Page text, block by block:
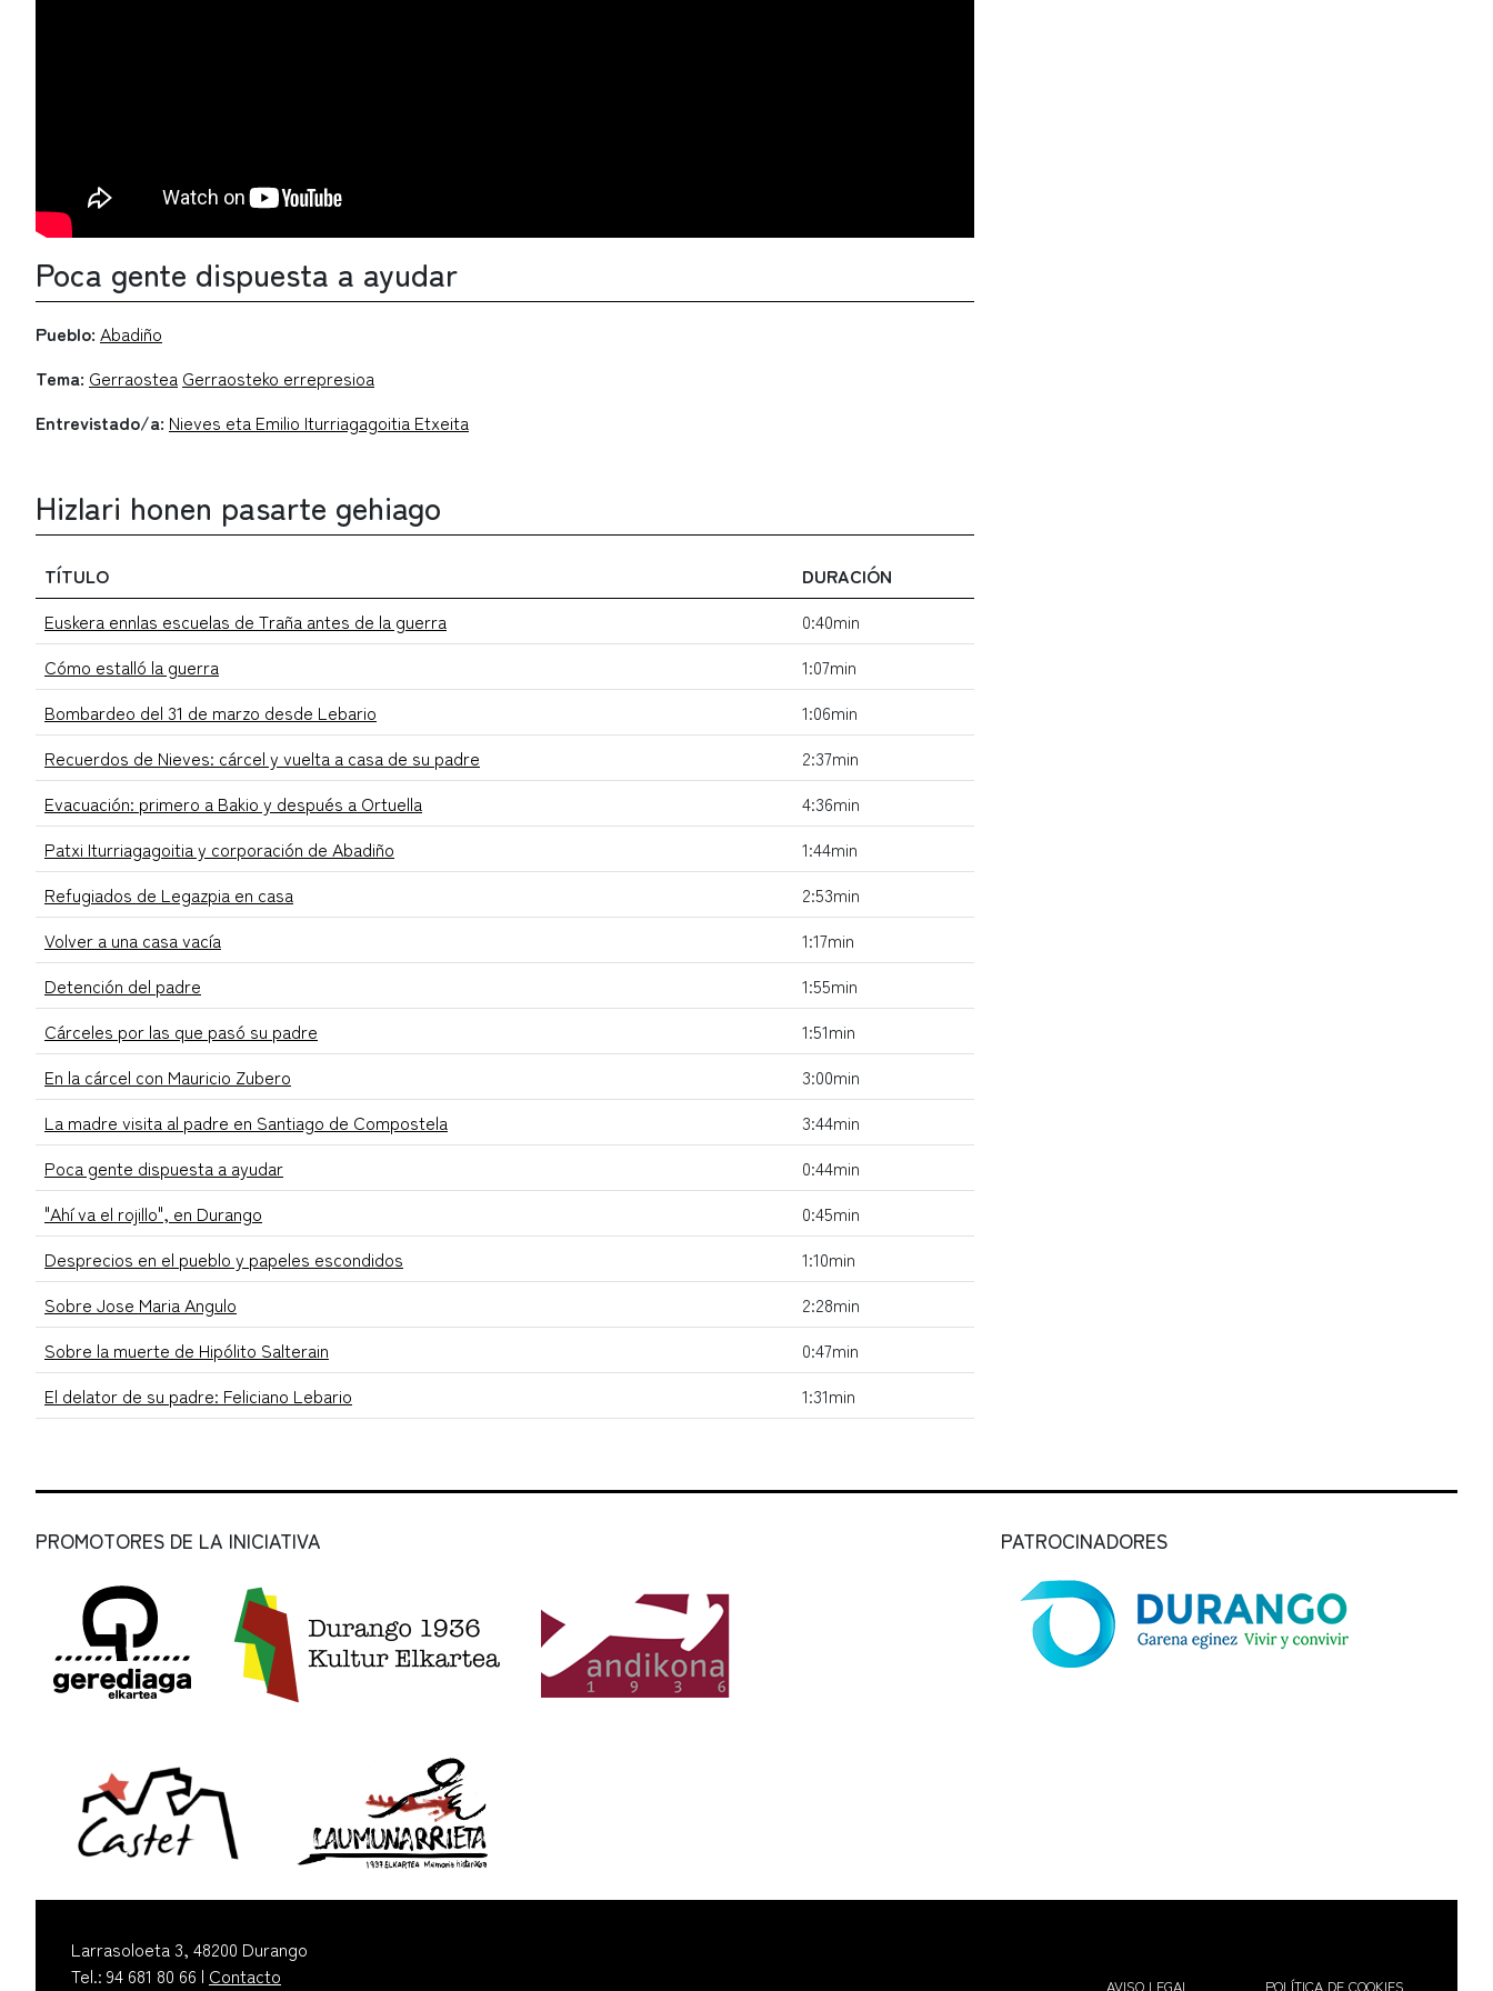
Poca gente dispuesta a ayudar
Pueblo: Abadiño
Tema: Gerraostea Gerraosteko errepresioa
Entrevistado/a: Nieves eta Emilio Iturriagagoitia Etxeita
Hizlari honen pasarte gehiago
TÍTULO
DURACIÓN
Euskera ennlas escuelas de Traña antes de la guerra
0:40min
Cómo estalló la guerra
1:07min
Bombardeo del 31 de marzo desde Lebario
1:06min
Recuerdos de Nieves: cárcel y vuelta a casa de su padre
2:37min
Evacuación: primero a Bakio y después a Ortuella
4:36min
Patxi Iturriagagoitia y corporación de Abadiño
1:44min
Refugiados de Legazpia en casa
2:53min
Volver a una casa vacía
1:17min
Detención del padre
1:55min
Cárceles por las que pasó su padre
1:51min
En la cárcel con Mauricio Zubero
3:00min
La madre visita al padre en Santiago de Compostela
3:44min
Poca gente dispuesta a ayudar
0:44min
"Ahí va el rojillo", en Durango
0:45min
Desprecios en el pueblo y papeles escondidos
1:10min
Sobre Jose Maria Angulo
2:28min
Sobre la muerte de Hipólito Salterain
0:47min
El delator de su padre: Feliciano Lebario
1:31min
PROMOTORES DE LA INICIATIVA PATROCINADORES
Larrasoloeta 3, 48200 Durango
Tel.: 94 681 80 66 | Contacto AVISO LEGAL POLÍTICA DE COOKIES